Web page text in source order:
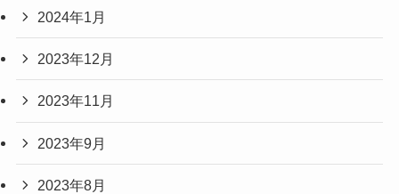
2024年1月
2023年12月
2023年11月
2023年9月
2023年8月